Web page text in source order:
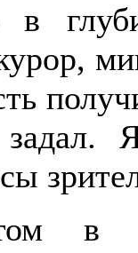
в
Я
в